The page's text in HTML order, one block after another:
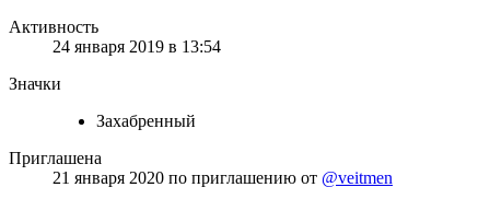
Активность
24 января 2019 в 13:54
Значки
Захабренный
Приглашена
21 января 2020 по приглашению от @veitmen